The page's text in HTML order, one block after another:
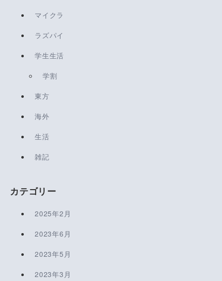
マイクラ
ラズパイ
学生生活
学割
東方
海外
生活
雑記
カテゴリー
2025年2月
2023年6月
2023年5月
2023年3月